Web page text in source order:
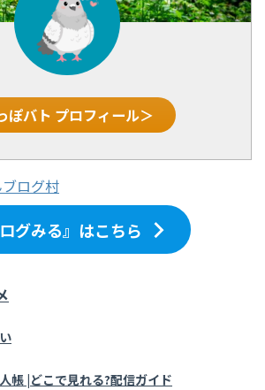
ぽバト プロフィール＞
ログ村
ログみる』はこちら
帳 |どこで見れる?配信ガイド